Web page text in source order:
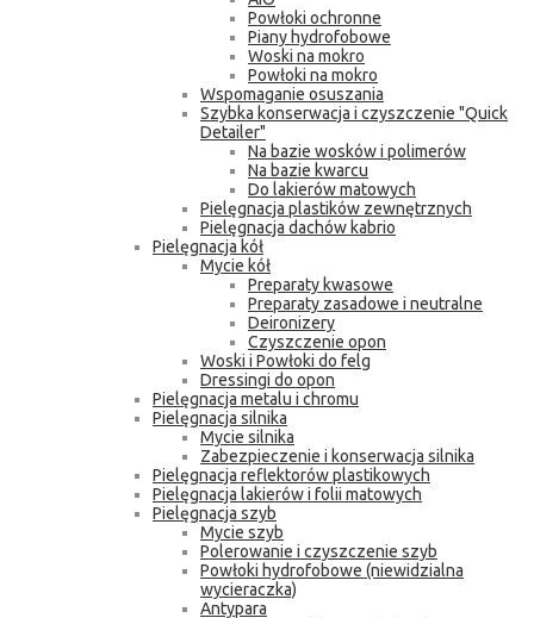
Powłoki ochronne
Piany hydrofobowe
Woski na mokro
Powłoki na mokro
Wspomaganie osuszania
Szybka konserwacja i czyszczenie "Quick
Detailer"
Na bazie wosków i polimerów
Na bazie kwarcu
Do lakierów matowych
Pielęgnacja plastików zewnętrznych
Pielęgnacja dachów kabrio
Pielęgnacja kół
Mycie kół
Preparaty kwasowe
Preparaty zasadowe i neutralne
Deironizery
Czyszczenie opon
Woski i Powłoki do felg
Dressingi do opon
Pielęgnacja metalu i chromu
Pielęgnacja silnika
Mycie silnika
Zabezpieczenie i konserwacja silnika
Pielęgnacja reflektorów plastikowych
Pielęgnacja lakierów i folii matowych
Pielęgnacja szyb
Mycie szyb
Polerowanie i czyszczenie szyb
Powłoki hydrofobowe (niewidzialna
wycieraczka)
Antypara